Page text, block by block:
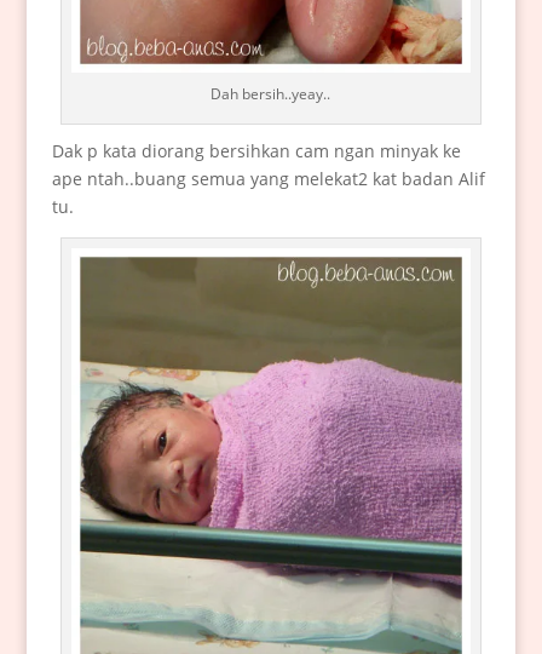
Dah bersih..yeay..
Dak p kata diorang bersihkan cam ngan minyak ke
ape ntah..buang semua yang melekat2 kat badan Alif
tu.